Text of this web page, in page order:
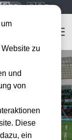
DE 🇬🇧EN
zu
und
von
Diese
ein